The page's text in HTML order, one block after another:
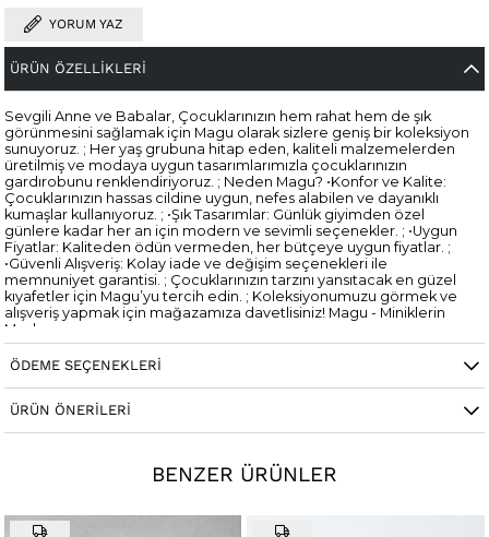
YORUM YAZ
ÜRÜN ÖZELLIKLERI
Sevgili Anne ve Babalar, Çocuklarınızın hem rahat hem de şık
görünmesini sağlamak için Magu olarak sizlere geniş bir koleksiyon
sunuyoruz. ; Her yaş grubuna hitap eden, kaliteli malzemelerden
üretilmiş ve modaya uygun tasarımlarımızla çocuklarınızın
gardırobunu renklendiriyoruz. ; Neden Magu? •Konfor ve Kalite:
Çocuklarınızın hassas cildine uygun, nefes alabilen ve dayanıklı
kumaşlar kullanıyoruz. ; •Şık Tasarımlar: Günlük giyimden özel
günlere kadar her an için modern ve sevimli seçenekler. ; •Uygun
Fiyatlar: Kaliteden ödün vermeden, her bütçeye uygun fiyatlar. ;
•Güvenli Alışveriş: Kolay iade ve değişim seçenekleri ile
memnuniyet garantisi. ; Çocuklarınızın tarzını yansıtacak en güzel
kıyafetler için Magu’yu tercih edin. ; Koleksiyonumuzu görmek ve
alışveriş yapmak için mağazamıza davetlisiniz! Magu - Miniklerin
Modası;
Cinsiyet Kadın / Kız
ÖDEME SEÇENEKLERI
ÜRÜN ÖNERILERI
BENZER ÜRÜNLER